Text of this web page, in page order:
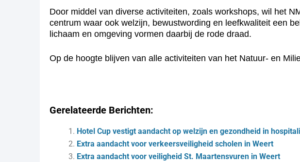
Door middel van diverse activiteiten, zoals workshops, wil het
centrum waar ook welzijn, bewustwording en leefkwaliteit een
lichaam en omgeving vormen daarbij de rode draad.
Op de hoogte blijven van alle activiteiten van het Natuur- en
Gerelateerde Berichten:
Hotel Cup vestigt aandacht op welzijn en gezondheid in
Extra aandacht voor verkeersveiligheid scholen in Weert
Extra aandacht voor veiligheid St. Maartensvuren in Weert